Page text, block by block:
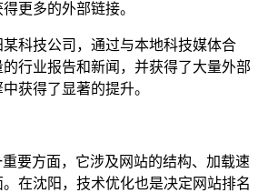
更多的外部链接。
科技公司，通过与本地科技媒体合
行业报告和新闻，并获得了大量外部
获得了显著的提升。
要方面，它涉及网站的结构、加载速
在沈阳，技术优化也是决定网站排名